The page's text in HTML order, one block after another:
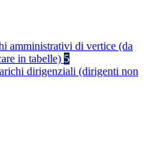
amministrativi di vertice (da
in tabelle) 5
dirigenziali (dirigenti non